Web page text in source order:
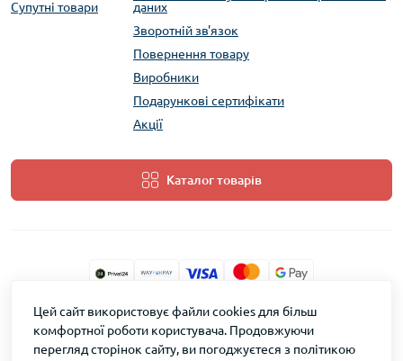
Супутні товари
даних
Зворотній зв'язок
Повернення товару
Виробники
Подарункові сертифікати
Акції
Каталог товарів
ТМ Скарб © 2026
Цей сайт використовує файли cookies для більш
комфортної роботи користувача. Продовжуючи
перегляд сторінок сайту, ви погоджуєтеся з політикою